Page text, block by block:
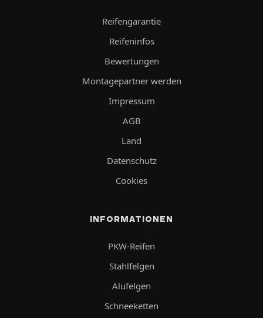
Reifengarantie
Reifeninfos
Bewertungen
Montagepartner werden
Impressum
AGB
Land
Datenschutz
Cookies
INFORMATIONEN
PKW-Reifen
Stahlfelgen
Alufelgen
Schneeketten